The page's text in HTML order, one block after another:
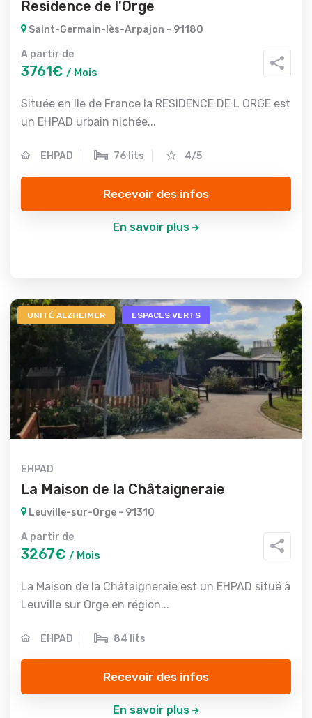
Residence de l'Orge
Saint-Germain-lès-Arpajon - 91180
A partir de
3761€ / Mois
Située en Ile de France la RESIDENCE DE L ORGE est
un EHPAD urbain nichée...
EHPAD 76 lits 4/5
Recevoir des infos
En savoir plus
UNITÉ ALZHEIMER ESPACES VERTS
EHPAD
La Maison de la Châtaigneraie
Leuville-sur-Orge - 91310
A partir de
3267€ / Mois
La Maison de la Châtaigneraie est un EHPAD situé à
Leuville sur Orge en région...
EHPAD 84 lits
Recevoir des infos
En savoir plus